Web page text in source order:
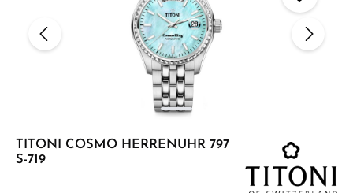
TITONI COSMO HERRENUHR 797
S-719